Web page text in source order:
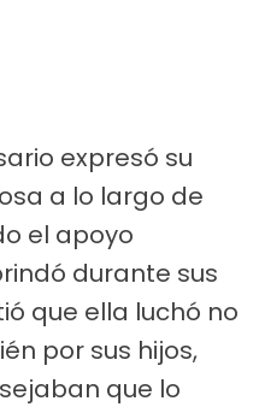
expresó su
a lo largo de
el apoyo
durante sus
que ella luchó no
por sus hijos,
que lo